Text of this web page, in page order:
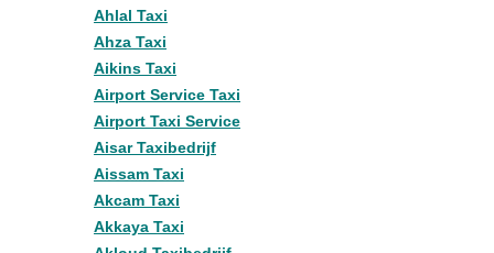
Ahlal Taxi
Ahza Taxi
Aikins Taxi
Airport Service Taxi
Airport Taxi Service
Aisar Taxibedrijf
Aissam Taxi
Akcam Taxi
Akkaya Taxi